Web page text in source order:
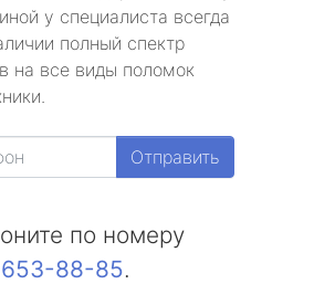
у специалиста всегда
полный спектр
на все виды поломок
Отправить
по номеру
88-85.